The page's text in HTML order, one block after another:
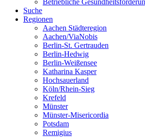
Betriebliche
Suche
Regionen
Aachen Städteregion
Aachen/ViaNobis
Berlin-St. Gertrauden
Berlin-Hedwig
Berlin-Weißensee
Katharina Kasper
Hochsauerland
Köln/Rhein-Sieg
Krefeld
Münster
Münster-Misericordia
Potsdam
Remigius